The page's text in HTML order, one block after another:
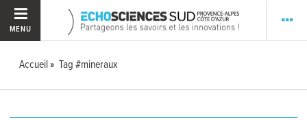
MENU
Accueil Tag #mineraux